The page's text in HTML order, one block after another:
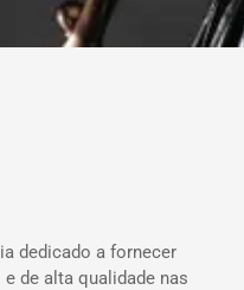
dedicado a fornecer
de alta qualidade nas